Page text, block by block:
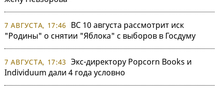
7 АВГУСТА, 17:46
ВС 10 августа рассмотрит иск
"Родины" о снятии "Яблока" с выборов в Госдуму
7 АВГУСТА, 17:43 Экс-директору Popcorn Books и
Individuum дали 4 года условно